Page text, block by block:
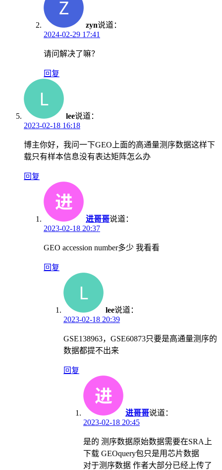
zyn说道：
2024-02-29 17:41
请问解决了嘛？
回复
lee说道：
2023-02-18 16:18
博主你好，我问一下GEO上面的高通量测序数据这样下
载只有样本信息没有表达矩阵怎么办
回复
进哥哥说道：
2023-02-18 20:37
GEO accession number多少 我看看
回复
lee说道：
2023-02-18 20:39
GSE138963，GSE60873只要是高通量测序的
数据都提不出来
回复
进哥哥说道：
2023-02-18 20:45
是的 测序数据原始数据需要在SRA上
下载 GEOquery包只是用芯片数据
对于测序数据 作者大部分已经上传了